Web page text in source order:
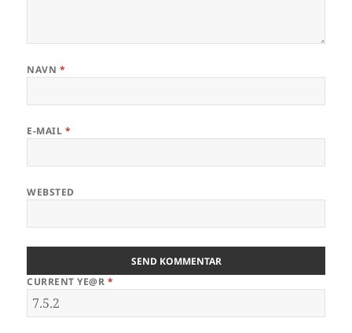
NAVN *
E-MAIL *
WEBSTED
CURRENT YE@R *